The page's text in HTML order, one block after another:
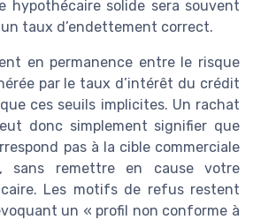
hypothécaire solide sera souvent
taux d’endettement correct.
en permanence entre le risque
par le taux d’intérêt du crédit
ces seuils implicites. Un rachat
donc simplement signifier que
pas à la cible commerciale
sans remettre en cause votre
Les motifs de refus restent
un « profil non conforme à